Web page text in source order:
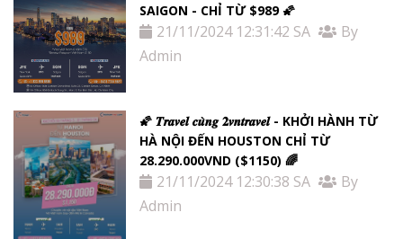
SAIGON - CHỈ TỪ $989 🌠
21/11/2024 12:31:42 SA
By
Admin
🌠 𝑻𝒓𝒂𝒗𝒆𝒍 𝒄𝒖̀𝒏𝒈 𝟐𝒗𝒏𝒕𝒓𝒂𝒗𝒆𝒍 - KHỞI HÀNH TỪ
HÀ NỘI ĐẾN HOUSTON CHỈ TỪ
28.290.000VND ($1150) 🌈
21/11/2024 12:30:38 SA
By
Admin